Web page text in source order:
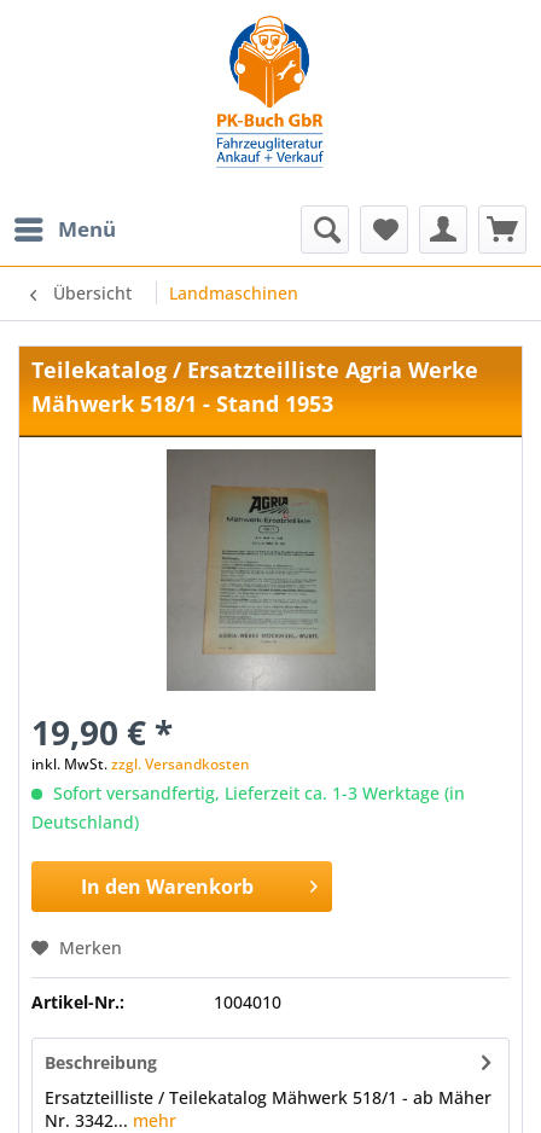
Menü
Übersicht Landmaschinen
Teilekatalog / Ersatzteilliste Agria Werke
Mähwerk 518/1 - Stand 1953
19,90 € *
inkl. MwSt.zzgl. Versandkosten
Sofort versandfertig, Lieferzeit ca. 1-3 Werktage (in
Deutschland)
In den Warenkorb
Merken
Artikel-Nr.: 1004010
Beschreibung
Ersatzteilliste / Teilekatalog Mähwerk 518/1 - ab Mäher
Nr. 3342... mehr